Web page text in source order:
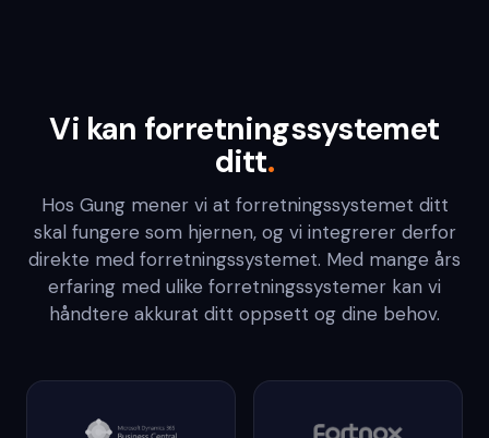
Vi kan forretningssystemet
ditt.
Hos Gung mener vi at forretningssystemet ditt
skal fungere som hjernen, og vi integrerer derfor
direkte med forretningssystemet. Med mange års
erfaring med ulike forretningssystemer kan vi
håndtere akkurat ditt oppsett og dine behov.